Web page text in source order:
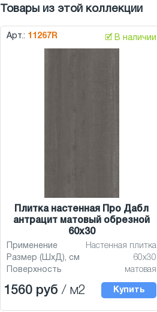
Товары из этой коллекции
Арт.: 11267R 🗹 В наличии
Плитка настенная Про Дабл
антрацит матовый обрезной
60x30
Применение
Настенная плитка
Размер (ШхД), см
60x30
Поверхность
матовая
1560 руб / м2 Купить